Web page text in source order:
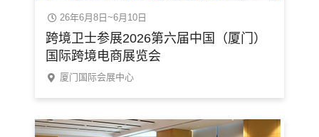
26年6月8日~6月10日
跨境卫士参展2026第六届中国（厦门）
国际跨境电商展览会
厦门国际会展中心